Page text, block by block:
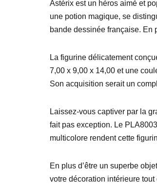
Astérix est un héros aimé et
une potion magique, se
bande dessinée française. En
La figurine délicatement
7,00 x 9,00 x 14,00 et une
Son acquisition serait un
Laissez-vous captiver par la
fait pas exception. Le
multicolore rendent cette
En plus d’être un superbe
votre décoration intérieure